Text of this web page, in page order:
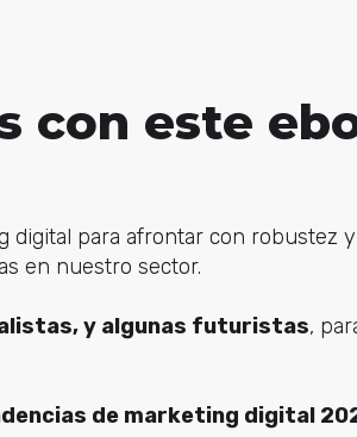
con este
para afrontar con robustez
en nuestro sector.
y algunas futuristas,
de marketing digital